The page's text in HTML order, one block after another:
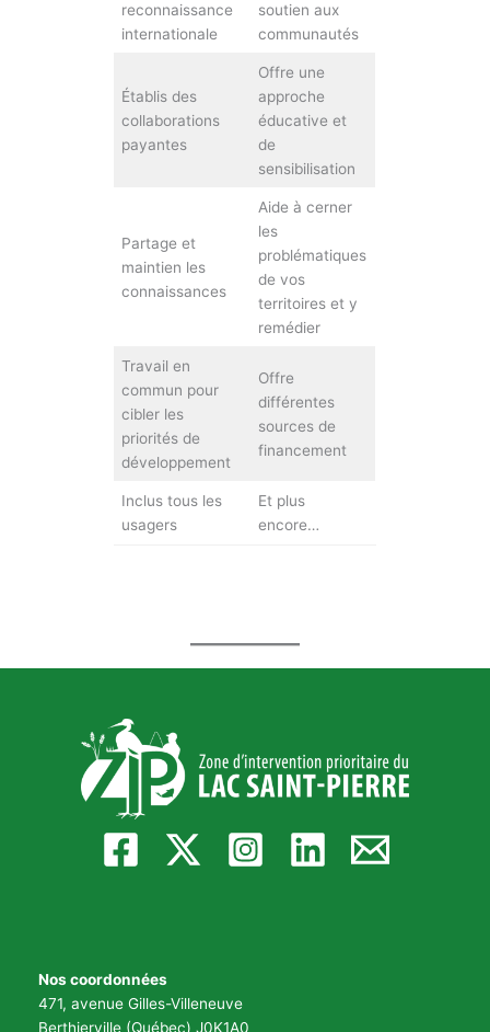
reconnaissance
internationale
soutien aux
communautés
Établis des
collaborations
payantes
Offre une
approche
éducative et
de
sensibilisation
Partage et
maintien les
connaissances
Aide à cerner
les
problématiques
de vos
territoires et y
remédier
Travail en
commun pour
cibler les
priorités de
développement
Offre
différentes
sources de
financement
Inclus tous les
usagers
Et plus
encore…
Nos coordonnées
471, avenue Gilles-Villeneuve
Berthierville (Québec) J0K1A0